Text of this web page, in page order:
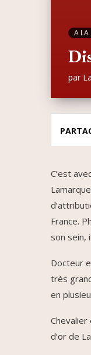
A LA
par
C’est
France.
son sein,
Docteur
très
en
d’or de